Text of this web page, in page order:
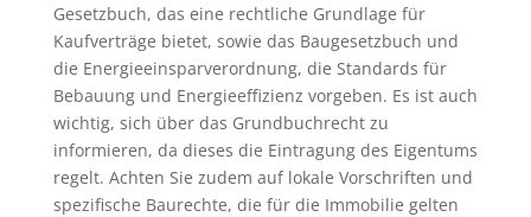
Gesetzbuch, das eine rechtliche Grundlage für
Kaufverträge bietet, sowie das Baugesetzbuch und
die Energieeinsparverordnung, die Standards für
Bebauung und Energieeffizienz vorgeben. Es ist auch
wichtig, sich über das Grundbuchrecht zu
informieren, da dieses die Eintragung des Eigentums
regelt. Achten Sie zudem auf lokale Vorschriften und
spezifische Baurechte, die für die Immobilie gelten